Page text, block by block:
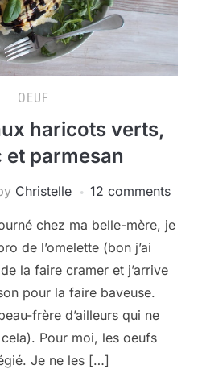
OEUF
haricots verts,
et parmesan
Christelle 12 comments
chez ma belle-mère, je
de l’omelette (bon j’ai
la faire cramer et j’arrive
pour la faire baveuse.
frère d’ailleurs qui ne
cela). Pour moi, les oeufs
Je ne les […]